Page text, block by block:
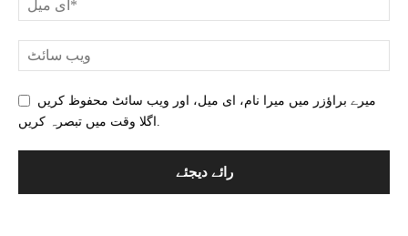
میرے براؤزر میں میرا نام، ای میل، اور ویب سائٹ محفوظ کریں